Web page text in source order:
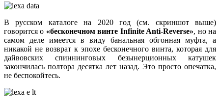
В русском каталоге на 2020 год (см. скриншот выше)
говорится о «бесконечном винте Infinite Anti-Reverse», но на
самом деле имеется в виду банальная обгонная муфта, а
никакой не возврат к эпохе бесконечного винта, которая для
дайвовских спиннинговых безынерционных катушек
закончилась полтора десятка лет назад. Это просто опечатка,
не беспокойтесь.